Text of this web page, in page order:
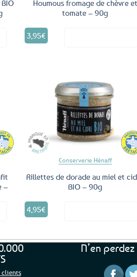
Houmous fromage de chèvre et
tomate – 90g
3,95€
–
Conserverie Hénaff
Rillettes de dorade au miel et
BIO – 90g
4,95€
clients
N’en